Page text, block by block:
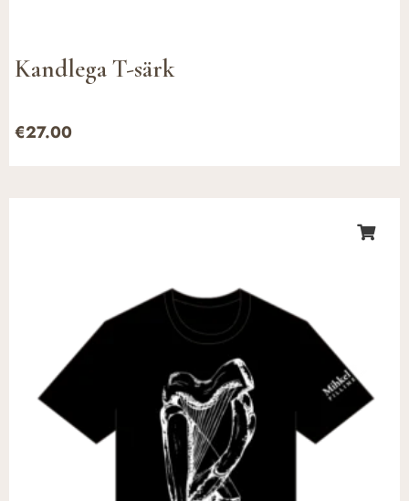
Kandlega T-särk
€27.00